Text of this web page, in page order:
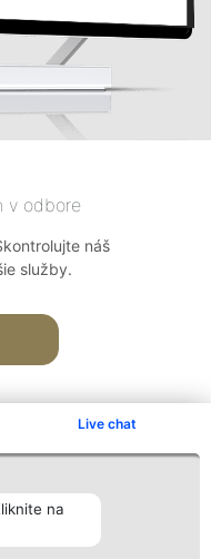
Live chat
na
v odbore
náš
služby.
Kontakt
Kontakt